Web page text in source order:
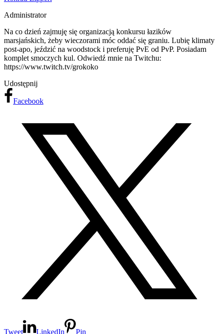
Administrator
Na co dzień zajmuję się organizacją konkursu łazików
marsjańskich, żeby wieczorami móc oddać się graniu. Lubię klimaty
post-apo, jeździć na woodstock i preferuję PvE od PvP. Posiadam
komplet smoczych kul. Odwiedź mnie na Twitchu:
https://www.twitch.tv/grokoko
Udostępnij
Facebook
Tweet LinkedIn
Pin